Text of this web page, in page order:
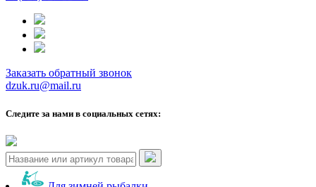
Заказать обратный звонок
dzuk.ru@mail.ru
Следите за нами в социальных сетях: